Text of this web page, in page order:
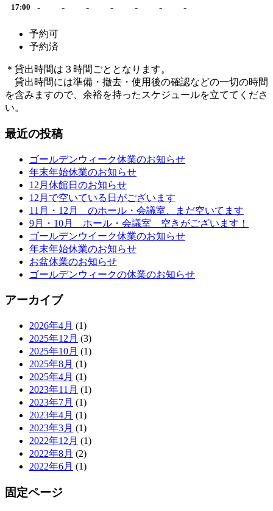
17:00 - - - - - - -
予約可
予約済
＊貸出時間は３時間ごととなります。
貸出時間には準備・撤去・使用後の確認などの一切の時間
を含みますので、余裕を持ったスケジュールを立ててくださ
い。
最近の投稿
ゴールデンウィーク休業のお知らせ
年末年始休業のお知らせ
12月休館日のお知らせ
12月で空いている日がございます
11月・12月 のホール・会議室、まだ空いてます
9月・10月 ホール・会議室 空きがございます！
ゴールデンウイーク休業のお知らせ
年末年始休業のお知らせ
お盆休業のお知らせ
ゴールデンウィークの休業のお知らせ
アーカイブ
2026年4月 (1)
2025年12月 (3)
2025年10月 (1)
2025年8月 (1)
2025年4月 (1)
2023年11月 (1)
2023年7月 (1)
2023年4月 (1)
2023年3月 (1)
2022年12月 (1)
2022年8月 (2)
2022年6月 (1)
固定ページ